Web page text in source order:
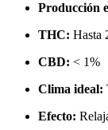
Producción
THC: Hasta
CBD: < 1%
Clima ideal:
Efecto: